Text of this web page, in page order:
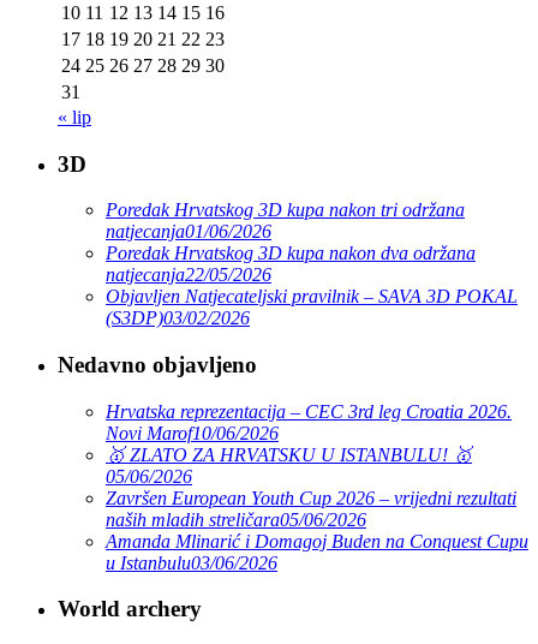
10 11 12 13 14 15 16
17 18 19 20 21 22 23
24 25 26 27 28 29 30
31
« lip
3D
Poredak Hrvatskog 3D kupa nakon tri održana
natjecanja01/06/2026
Poredak Hrvatskog 3D kupa nakon dva održana
natjecanja22/05/2026
Objavljen Natjecateljski pravilnik – SAVA 3D POKAL
(S3DP)03/02/2026
Nedavno objavljeno
Hrvatska reprezentacija – CEC 3rd leg Croatia 2026.
Novi Marof10/06/2026
🥇 ZLATO ZA HRVATSKU U ISTANBULU! 🥇
05/06/2026
Završen European Youth Cup 2026 – vrijedni rezultati
naših mladih streličara05/06/2026
Amanda Mlinarić i Domagoj Buden na Conquest Cupu
u Istanbulu03/06/2026
World archery